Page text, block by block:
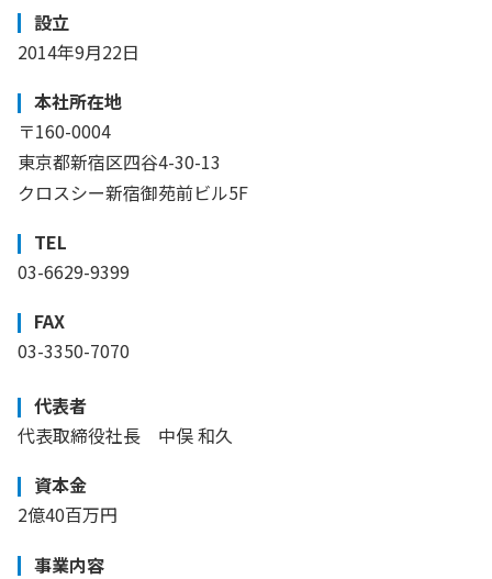
設立
2014年9月22日
本社所在地
〒160-0004
東京都新宿区四谷4-30-13
クロスシー新宿御苑前ビル5F
TEL
03-6629-9399
FAX
03-3350-7070
代表者
代表取締役社長 中俣 和久
資本金
2億40百万円
事業内容